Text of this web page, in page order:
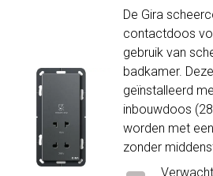
De Gira
contactdoos
gebruik van
badkamer.
geïnstalleerd
inbouwdoos
worden met
zonder